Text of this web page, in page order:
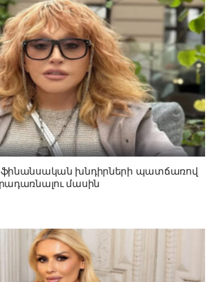
ֆինանսական խնդիրների պատճառով
մասին